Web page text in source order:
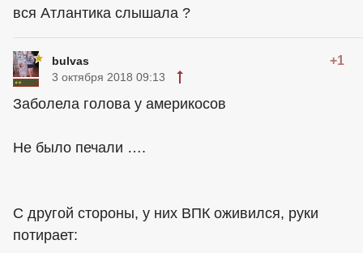
вся Атлантика слышала ?
bulvas +1
3 октября 2018 09:13
Заболела голова у америкосов
Не было печали ….
С другой стороны, у них ВПК оживился, руки
потирает: